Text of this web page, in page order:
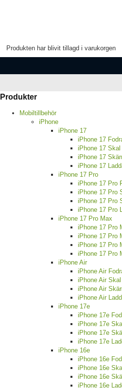
Produkten har blivit tillagd i varukorgen
Produkter
Mobiltillbehör
iPhone
iPhone 17
iPhone 17
iPhone 17 Skal
iPhone 17
iPhone 17
iPhone 17 Pro
iPhone 17 Pro
iPhone 17 Pro
iPhone 17 Pro
iPhone 17 Pro
iPhone 17 Pro Max
iPhone 17 Pro
iPhone 17 Pro
iPhone 17 Pro
iPhone 17 Pro
iPhone Air
iPhone Air
iPhone Air Skal
iPhone Air
iPhone Air
iPhone 17e
iPhone 17e
iPhone 17e
iPhone 17e
iPhone 17e
iPhone 16e
iPhone 16e
iPhone 16e
iPhone 16e
iPhone 16e